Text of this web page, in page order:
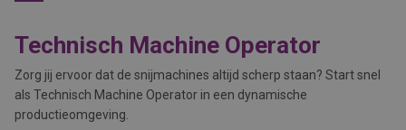
Technisch Machine Operator
Zorg jij ervoor dat de snijmachines altijd scherp staan? Start snel
als Technisch Machine Operator in een dynamische
productieomgeving.